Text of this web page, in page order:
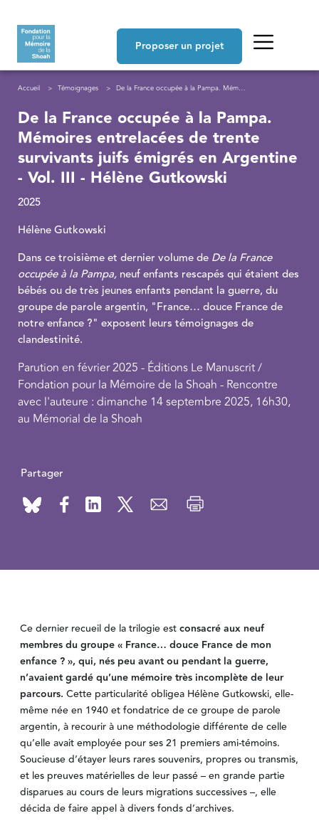
Proposer un projet
Fil d'Ariane
Accueil Témoignages De la France occupée à la Pampa. Mémoires entrelacées de trente survivants juifs émigrés en Argentine - Vol. III - Hélène Gutkowski
De la France occupée à la Pampa.
Mémoires entrelacées de trente
survivants juifs émigrés en Argentine
- Vol. III - Hélène Gutkowski
2025
Hélène Gutkowski
Dans ce troisième et dernier volume de De la France
occupée à la Pampa, neuf enfants rescapés qui étaient des
bébés ou de très jeunes enfants pendant la guerre, du
groupe de parole argentin, "France… douce France de
notre enfance ?" exposent leurs témoignages de
clandestinité.
Parution en février 2025 - Éditions Le Manuscrit /
Fondation pour la Mémoire de la Shoah - Rencontre
avec l'auteure : dimanche 14 septembre 2025, 16h30,
au Mémorial de la Shoah
Partager
Ce dernier recueil de la trilogie estconsacré aux neuf
membres du groupe « France… douce France de mon
enfance ? », qui, nés peu avant ou pendant la guerre,
n’avaient gardé qu’une mémoire très incomplète de leur
parcours. Cette particularité obligea Hélène Gutkowski, elle-
même née en 1940 et fondatrice de ce groupe de parole
argentin, à recourir à une méthodologie différente de celle
qu’elle avait employée pour ses 21 premiers ami-témoins.
Soucieuse d’étayer leurs rares souvenirs, propres ou transmis,
et les preuves matérielles de leur passé – en grande partie
disparues au cours de leurs migrations successives –, elle
décida de faire appel à divers fonds d’archives.